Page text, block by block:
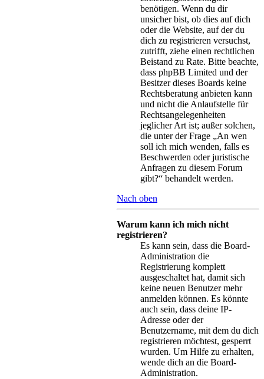
benötigen. Wenn du dir
unsicher bist, ob dies auf dich
oder die Website, auf der du
dich zu registrieren versuchst,
zutrifft, ziehe einen rechtlichen
Beistand zu Rate. Bitte beachte,
dass phpBB Limited und der
Besitzer dieses Boards keine
Rechtsberatung anbieten kann
und nicht die Anlaufstelle für
Rechtsangelegenheiten
jeglicher Art ist; außer solchen,
die unter der Frage „An wen
soll ich mich wenden, falls es
Beschwerden oder juristische
Anfragen zu diesem Forum
gibt?“ behandelt werden.
Nach oben
Warum kann ich mich nicht
registrieren?
Es kann sein, dass die Board-
Administration die
Registrierung komplett
ausgeschaltet hat, damit sich
keine neuen Benutzer mehr
anmelden können. Es könnte
auch sein, dass deine IP-
Adresse oder der
Benutzername, mit dem du dich
registrieren möchtest, gesperrt
wurden. Um Hilfe zu erhalten,
wende dich an die Board-
Administration.